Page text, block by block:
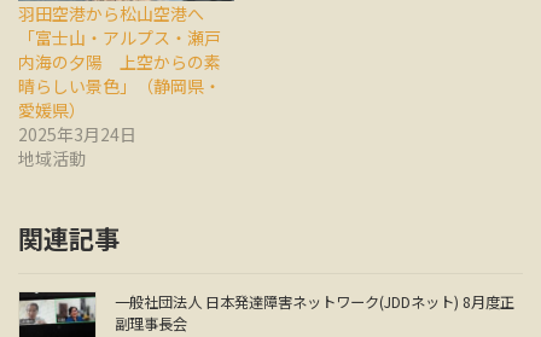
羽田空港から松山空港へ
「富士山・アルプス・瀬戸
内海の夕陽 上空からの素
晴らしい景色」（静岡県・
愛媛県）
2025年3月24日
地域活動
関連記事
一般社団法人 日本発達障害ネットワーク(JDDネット) 8月度正
副理事長会